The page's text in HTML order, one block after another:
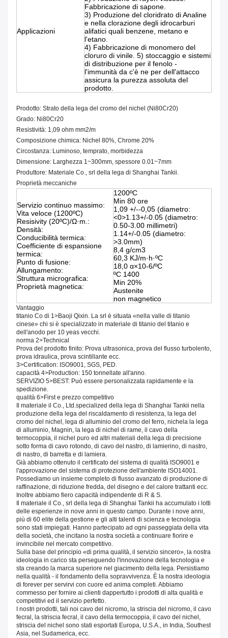
Applicazioni
Fabbricazione di sapone.
3) Produzione del cloridrato di Analine
e nella clorazione degli idrocarburi
alifatici quali benzene, metano e
l'etano.
4) Fabbricazione di monomero del
cloruro di vinile. 5) stoccaggio e sistemi
di distribuzione per il fenolo -
l'immunità da c'è ne per dell'attacco
assicura la purezza assoluta del
prodotto.
Prodotto: Strato della lega del cromo del nichel (Ni80Cr20)
Grado: Ni80Cr20
Resistività: 1,09 ohm mm2/m
Composizione chimica: Nichel 80%, Chrome 20%
Circostanza: Luminoso, temprato, morbidezza
Dimensione: Larghezza 1~300mm, spessore 0.01~7mm
Produttore: Materiale Co., srl della lega di Shanghai Tankii.
Proprietà meccaniche
Servizio continuo massimo:
Vita veloce (1200ºC)
Resisivity (20ºC)/Ω·m.:
Densità:
Conducibilità termica:
Coefficiente di espansione
termica:
Punto di fusione:
Allungamento:
Struttura micrografica:
Proprietà magnetica:
1200ºC
Min 80 ore
1,09 +/--0,05 (diametro:
<0>1.13+/-0.05 (diametro:
0.50-3.00 millimetri)
1.14+/-0.05 (diametro:
>3.0mm)
8,4 g/cm3
60,3 KJ/m·h·ºC
18,0 α×10-6/ºC
ºC 1400
Min 20%
Austenite
non magnetico
Vantaggio
titanio Co di 1>Baoji Qixin. La srl è situata «nella valle di titanio
cinese» chi si è specializzato in materiale di titanio del titanio e
dell'anodo per 10 yeas vecchi.
norma 2>Technical
Prova del prodotto finito: Prova ultrasonica, prova del flusso turbolento,
prova idraulica, prova scintillante ecc.
3>Certification: ISO9001, SGS, PED.
capacità 4>Production: 150 tonnellate all'anno.
SERVIZIO 5>BEST: Può essere personalizzata rapidamente e la
spedizione.
qualità 6>First e prezzo competitivo
Il materiale il Co., Ltd.specialized della lega di Shanghai Tankii nella
produzione della lega del riscaldamento di resistenza, la lega del
cromo del nichel, lega di alluminio del cromo del ferro, nichela la lega
di alluminio, Magnin, la lega di nichel di rame, il cavo della
termocoppia, il nichel puro ed altri materiali della lega di precisione
sotto forma di cavo rotondo, di cavo del nastro, di lamierino, di nastro,
di nastro, di barretta e di lamiera.
Già abbiamo ottenuto il certificato del sistema di qualità ISO9001 e
l'approvazione del sistema di protezione dell'ambiente ISO14001.
Possediamo un insieme completo di flusso avanzato di produzione di
raffinazione, di riduzione fredda, del disegno e del calore trattanti ecc.
Inoltre abbiamo fiero capacità indipendente di R & S.
Il materiale il Co., srl della lega di Shanghai Tankii ha accumulato i lotti
delle esperienze in nove anni in questo campo. Durante i nove anni,
più di 60 elite della gestione e gli alti talenti di scienza e tecnologia
sono stati impiegati. Hanno partecipato ad ogni passeggiata della vita
della società, che incitano la nostra società a continuare fiorire e
invincibile nel mercato competitivo.
Sulla base del principio «di prima qualità, il servizio sincero», la nostra
ideologia in carico sta perseguendo l'innovazione della tecnologia e
sta creando la marca superiore nel giacimento della lega. Persistiamo
nella qualità - il fondamento della sopravvivenza. È la nostra ideologia
di forever per servirvi con cuore ed anima completi. Abbiamo
commesso per fornire ai clienti dappertutto i prodotti di alta qualità e
competitivi ed il servizio perfetto.
I nostri prodotti, tali noi cavo del nicromo, la striscia del nicromo, il cavo
fecral, la striscia fecral, il cavo della termocoppia, il cavo del nichel,
striscia del nichel sono stati esportati Europa, U.S.A., in India, Southest
Asia, nel Sudamerica, ecc.